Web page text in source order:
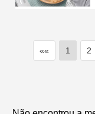
«« 1 2